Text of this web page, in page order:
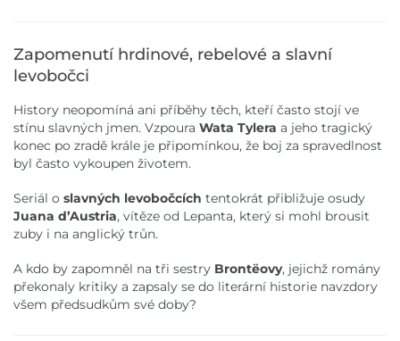
Zapomenutí hrdinové, rebelové a slavní
levobočci
History neopomíná ani příběhy těch, kteří často stojí ve
stínu slavných jmen. Vzpoura Wata Tylera a jeho tragický
konec po zradě krále je připomínkou, že boj za spravedlnost
byl často vykoupen životem.
Seriál o slavných levobočcích tentokrát přibližuje osudy
Juana d’Austria, vítěze od Lepanta, který si mohl brousit
zuby i na anglický trůn.
A kdo by zapomněl na tři sestry Brontëovy, jejichž romány
překonaly kritiky a zapsaly se do literární historie navzdory
všem předsudkům své doby?